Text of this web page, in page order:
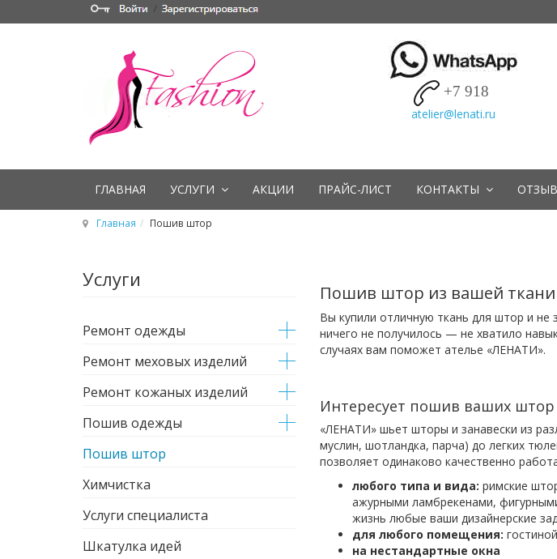
+7 918
ГЛАВНАЯ УСЛУГИ АКЦИИ ПРАЙС-ЛИСТ КОНТАКТЫ
Главная Пошив штор
Пошив штор из вашей ткани
Вы купили отличную ткань для штор и
ничего не получилось — не хватило
случаях вам поможет ателье «ЛЕНАТИ».
Интересует пошив ваших штор
«ЛЕНАТИ» шьет шторы и занавески из
муслин, шотландка, парча) до легких
позволяет одинаково качественно
любого типа и вида: римские
ажурными ламбрекенами,
жизнь любые ваши дизайнерские
для любого помещения:
на нестандартные окна
Услуги
Ремонт одежды
Ремонт меховых изделий
Ремонт кожаных изделий
Пошив одежды
Пошив штор
Химчистка
Услуги специалиста
Шкатулка идей